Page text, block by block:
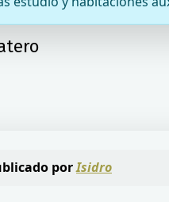
porIsidro